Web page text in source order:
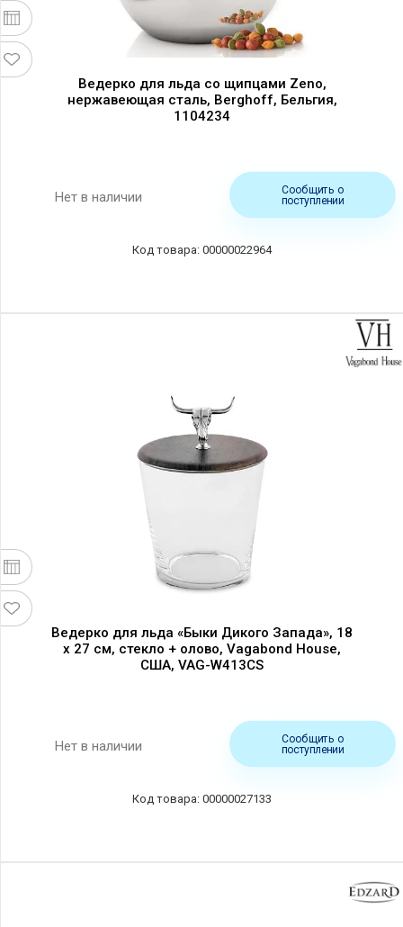
Ведерко для льда со щипцами Zeno,
нержавеющая сталь, Berghoff, Бельгия,
1104234
Нет в наличии
Сообщить о
поступлении
00000022964
Ведерко для льда «Быки Дикого Запада», 18
х 27 см, стекло + олово, Vagabond House,
США, VAG-W413CS
Нет в наличии
Сообщить о
поступлении
00000027133